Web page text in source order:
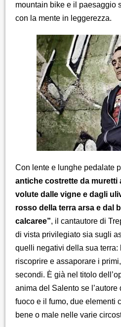
mountain bike e il paesaggio
con la mente in leggerezza.
Con lente e lunghe pedalate
antiche costrette da
volute dalle vigne e dagli
rosso della terra arsa e dal
calcaree”, il cantautore di
di vista privilegiato sia sugli
quelli negativi della sua terra:
riscoprire e assaporare i
secondi. È già nel titolo
anima del Salento se l’autore
fuoco e il fumo, due elementi
bene o male nelle varie